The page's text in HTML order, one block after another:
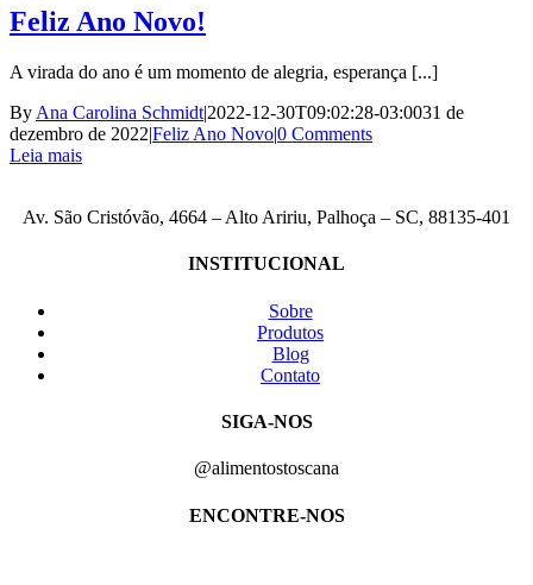
Feliz Ano Novo!
A virada do ano é um momento de alegria, esperança [...]
By Ana Carolina Schmidt|2022-12-30T09:02:28-03:0031 de
dezembro de 2022|Feliz Ano Novo|0 Comments
Leia mais
Av. São Cristóvão, 4664 – Alto Aririu, Palhoça – SC, 88135-401
INSTITUCIONAL
Sobre
Produtos
Blog
Contato
SIGA-NOS
@alimentostoscana
ENCONTRE-NOS